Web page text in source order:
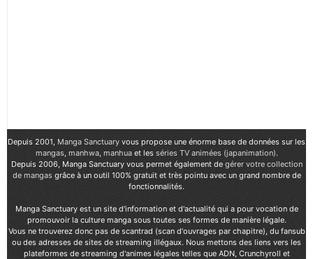
Depuis 2001, Manga Sanctuary vous propose une énorme base de données sur les
mangas, manhwa, manhuaet les séries TV animées (japanimation).
Depuis 2006, Manga Sanctuary vous permet également de gérer votre collection
de mangasgrâce à un outil 100% gratuit et très pointu avec un grand nombre de
fonctionnalités.
Manga Sanctuary est un site d'information et d'actualité qui a pour vocation de
promouvoir la culture manga sous toutes ses formes de manière légale.
Vous ne trouverez donc pas de scantrad (scan d'ouvrages par chapitre), du fansub
ou des adresses de sites de streaming illégaux. Nous mettons des liens vers les
plateformes de streaming d'animes légales telles que ADN, Crunchyroll et